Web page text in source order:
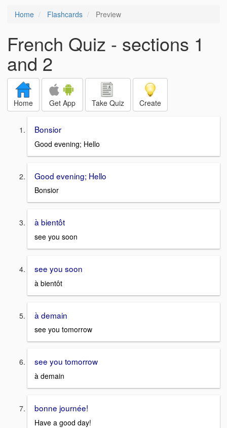
Home Flashcards Preview
French Quiz - sections 1
and 2
Home Get App Take Quiz Create
Bonsior
Good evening; Hello
Good evening; Hello
Bonsior
à bientôt
see you soon
see you soon
à bientôt
à demain
see you tomorrow
see you tomorrow
à demain
bonne journée!
Have a good day!